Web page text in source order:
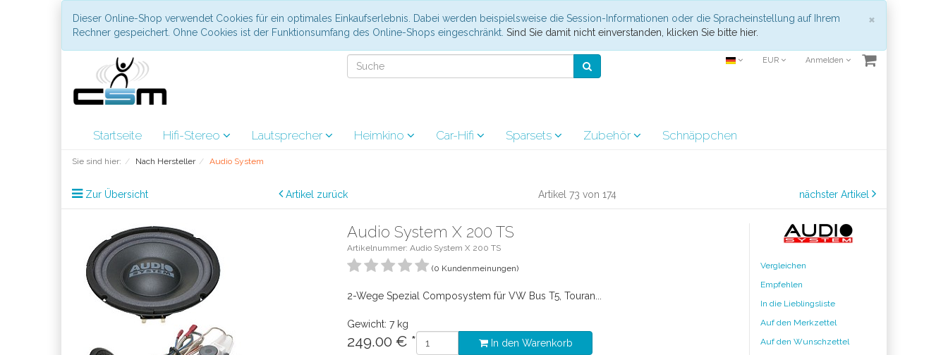
×
Dieser Online-Shop verwendet Cookies für ein optimales Einkaufserlebnis. Dabei werden beispielsweise die Session-Informationen oder die Spracheinstellung auf Ihrem
Rechner gespeichert. Ohne Cookies ist der Funktionsumfang des Online-Shops eingeschränkt. Sind Sie damit nicht einverstanden, klicken Sie bitte hier.
EUR Anmelden
Startseite Hifi-Stereo Lautsprecher Heimkino Car-Hifi Sparsets Zubehör Schnäppchen
Sie sind hier: Nach Hersteller Audio System
Zur Übersicht Artikel zurück Artikel 73 von 174 nächster Artikel
Audio System X 200 TS
Artikelnummer: Audio System X 200 TS
(0 Kundenmeinungen)
2-Wege Spezial Composystem für VW Bus T5, Touran...
Gewicht: 7 kg
249.00 € * In den Warenkorb
Vergleichen
Empfehlen
In die Lieblingsliste
Auf den Merkzettel
Auf den Wunschzettel